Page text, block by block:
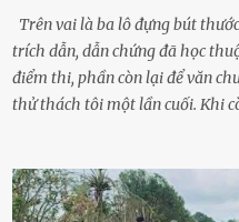
Khoa Hà...
Trên vai là ba lô đựng bút
trích dẫn, dẫn chứng đã học
điểm thi, phần còn lại để văn
thử thách tôi một lần cuối. Khi
sực nhớ – điện thoại đang sạc,
đường thưa thớt người qua lại,